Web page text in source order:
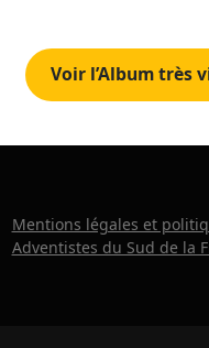
Voir l’Album très
Mentions légales et
Adventistes du Sud de la